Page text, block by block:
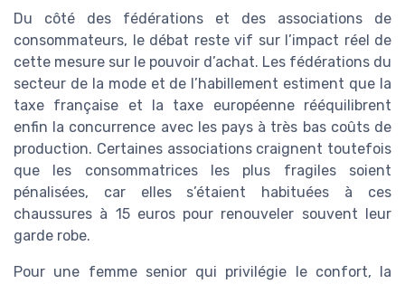
Du côté des fédérations et des associations de
consommateurs, le débat reste vif sur l’impact réel de
cette mesure sur le pouvoir d’achat. Les fédérations du
secteur de la mode et de l’habillement estiment que la
taxe française et la taxe européenne rééquilibrent
enfin la concurrence avec les pays à très bas coûts de
production. Certaines associations craignent toutefois
que les consommatrices les plus fragiles soient
pénalisées, car elles s’étaient habituées à ces
chaussures à 15 euros pour renouveler souvent leur
garde robe.
Pour une femme senior qui privilégie le confort, la